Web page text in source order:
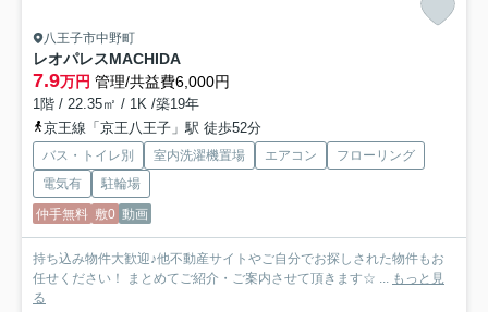
八王子市中野町
レオパレスMACHIDA
7.9万円 管理/共益費6,000円
1階 / 22.35㎡ / 1K /築19年
京王線「京王八王子」駅 徒歩52分
バス・トイレ別 室内洗濯機置場 エアコン
フローリング
電気有
駐輪場
仲手無料 敷0 動画
持ち込み物件大歓迎♪他不動産サイトやご自分でお探しされた物件もお
任せください！ まとめてご紹介・ご案内させて頂きます☆ ... もっと見
る